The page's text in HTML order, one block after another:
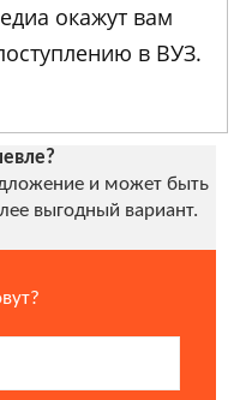
окажут вам
в ВУЗ.
и может быть
выгодный вариант.